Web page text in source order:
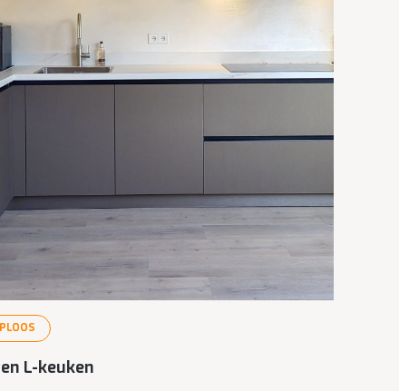
L-keuken